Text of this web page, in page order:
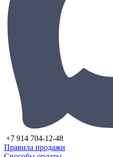
+7 914 704-12-48
Правила продажи